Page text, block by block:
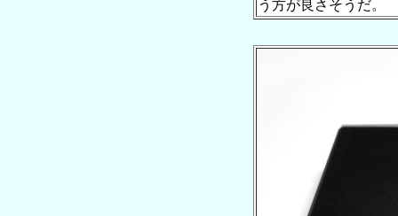
う方が良さそうだ。